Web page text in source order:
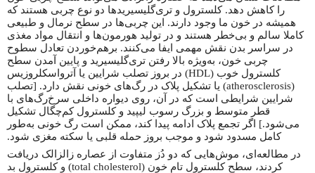
را کاهش دهد. کلسترول و تری‌گلیسیریدها دو نوع چربی هستند که
همیشه در خون ما وجود دارند. این چربی‌ها در سطح نرمال و طبیعی
کاملا سالم و بی‌خطر هستند و در تولید هورمون‌ها و انتقال مواد مغذی
در سراسر بدن نقش مهمی ایفا می‌کنند. برهم‌خوردن تعادل سطوح
چربی خون، به‌ویژه بالا رفتن تری‌گلیسیرید و پایین آمدن سطح
کلسترول خوب (HDL) در بروز تصلب شرایین یا آترواسکلروزیس
(atherosclerosis) یا تشکیل پلاک در رگ‌های خونی نقش دارد. [تصلب
شرایین شرایطی است که در آن، روی دیواره داخلی سرخ‌رگ‌های با
قطر متوسط و بزرگ رسوب لیپید و کلسترول کم‌چگال تشکیل
می‌شود.] اگر تجمع پلاک ادامه پیدا کند، ممکن است رگ خونی به‌طور
کامل مسدود شود و موجب بروز حمله قلبی یا سکته مغزی شود.
در مطالعه‌ای، موش‌هایی که دو دُز متفاوت از عصاره زالزالک دریافت
کردند، سطح کلسترول تام خون (total cholesterol) و کلسترول بد